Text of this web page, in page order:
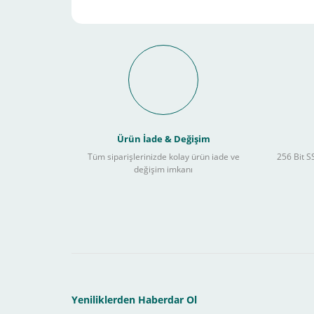
Schneider Electric
Kullanılır ?
Sitemizden yapacağınız tüm alışverişlerde aşağıdaki
Ürün İade & Değişim
Tüm siparişlerinizde kolay ürün iade ve
değişim imkanı
256 Bit
Yeniliklerden Haberdar Ol